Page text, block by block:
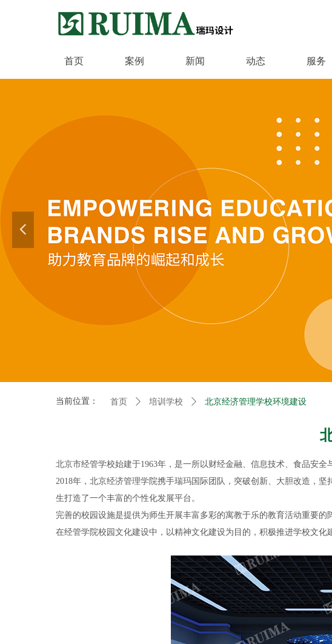
首页 案例 新闻 动态 服务
首页 ꄲ 培训学校 ꄲ 北京经济管理学校环境建设
当前位置：
北京市经管学校始建于1963年，是一所以财经金融、信息技术、食品安
2018年，北京经济管理学院携手瑞玛国际团队，突破创新、大胆改造，
生打造了一个丰富的个性化发展平台。
完善的校园设施是提供为师生开展丰富多彩的寓教于乐的教育活动重要
在经管学院校园文化建设中，以精神文化建设为目的，积极推进学校文
넳